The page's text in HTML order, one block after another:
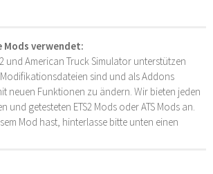
Mods verwendet:
und American Truck Simulator unterstützen
sind und als Addons
neuen Funktionen zu ändern. Wir bieten jeden
und getesteten ETS2 Mods oder ATS Mods an.
Mod hast, hinterlasse bitte unten einen